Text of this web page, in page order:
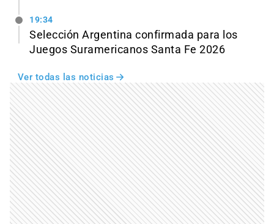
19:34
Selección Argentina confirmada para los
Juegos Suramericanos Santa Fe 2026
Ver todas las noticias